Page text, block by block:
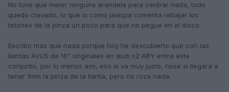
No tuve que meter ninguna arandela para centrar nada, todo
quedo clavado, lo que si como javispa comenta rebajar los
tetones de la pinza un poco para que no pegue en el disco.
Escribo mas que nada porque hoy he descubierto que con las
llantas AVUS de 16" originales en audi s2 ABY entra este
conjunto, por lo menos ami, eso si va muy justo, nose si llegara a
tener 1mm la pinza de la llanta, pero no roza nada.